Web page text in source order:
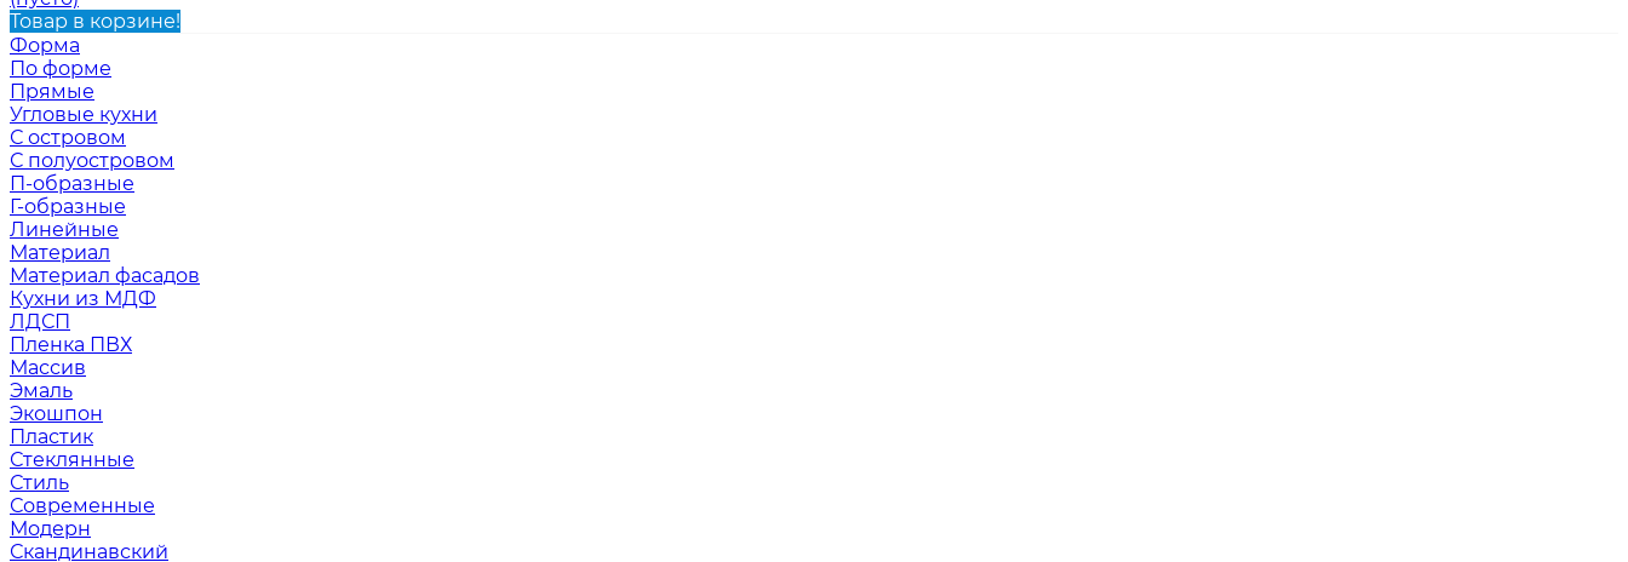
Товар в корзине!
Форма
По форме
Прямые
Угловые кухни
С островом
С полуостровом
П-образные
Г-образные
Линейные
Материал
Материал фасадов
Кухни из МДФ
ЛДСП
Пленка ПВХ
Массив
Эмаль
Экошпон
Пластик
Стеклянные
Стиль
Современные
Модерн
Скандинавский